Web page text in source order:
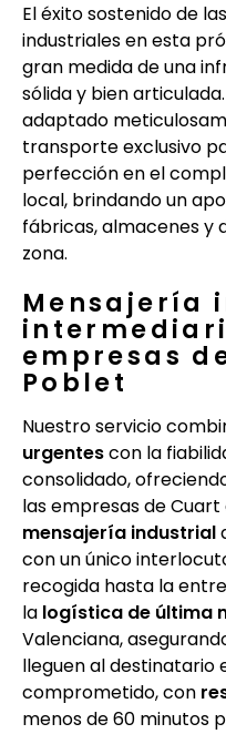
El éxito sostenido de
industriales en esta
gran medida de una
sólida y bien
adaptado
transporte exclusivo
perfección en el
local, brindando un
fábricas, almacenes y
zona.
Mensajería
empresas
Poblet
Nuestro servicio
urgentescon la
consolidado,
las empresas de
mensajería industrial
con un único
recogida hasta la
la logística de última
Valenciana,
lleguen al destinatario
comprometido, con
menos de 60 minutos